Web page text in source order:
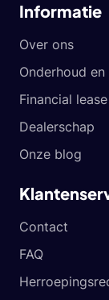
Informatie
Over ons
Onderhoud
Financial lease
Dealerschap
Onze blog
Contact
FAQ